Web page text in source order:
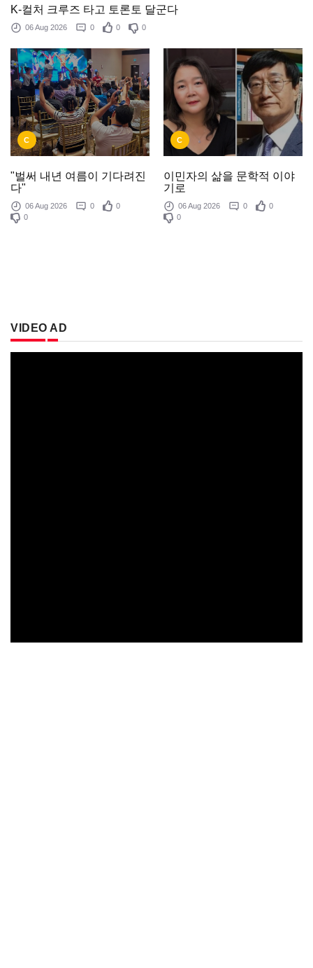
K-컬처 크루즈 타고 토론토 달군다
06 Aug 2026 0 0 0
C
"벌써 내년 여름이 기다려진
다"
06 Aug 2026 0
0
0
C
이민자의 삶을 문학적 이야
기로
06 Aug 2026 0
0
0
VIDEO AD